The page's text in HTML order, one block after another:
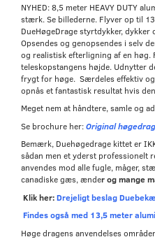
NYHED: 8,5 meter HEAVY DUTY
stærk. Se billederne. Flyver op til
DueHøgeDrage styrtdykker,
Opsendes og genopsendes i selv
og realistisk efterligning af en høg.
teleskopstangens højde. Udnytter
frygt for høge. Særdeles effektiv
opnås et fantastisk resultat hvis
Meget nem at håndtere, samle og
Se brochure her:Original
Bemærk, Duehøgedrage kittet er
sådan men et yderst professionelt
anvendes mod alle fugle, måger,
canadiske gæs, ænder og mange
Klik her:Drejeligt beslag
Findes også med 13,5 meter
Høge dragens anvendelses